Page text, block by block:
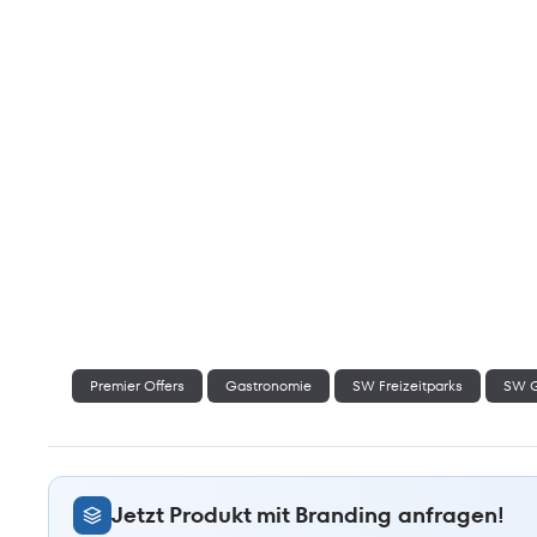
Premier Offers Gastronomie SW Freizeitparks SW
Jetzt Produkt mit Branding anfragen!